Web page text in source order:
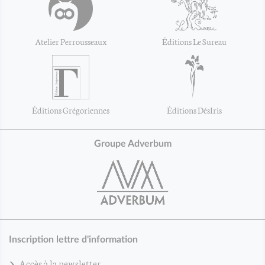
Atelier Perrousseaux Éditions Le Sureau
Éditions Grégoriennes Éditions DésIris
Groupe Adverbum
Inscription lettre d'information